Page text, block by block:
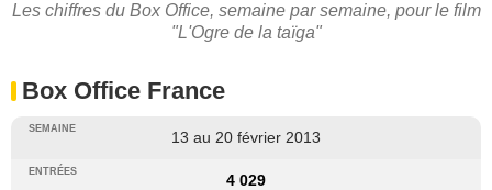
Les chiffres du Box Office, semaine par semaine, pour le film
"L'Ogre de la taïga"
Box Office France
13 au 20 février 2013
4 029